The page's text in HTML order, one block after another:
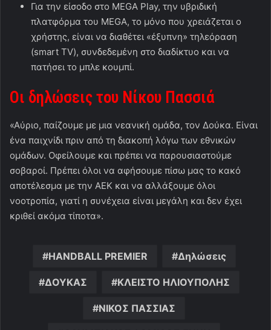
Για την είσοδο στο MEGA Play, την υβριδική
πλατφόρμα του MEGA, το μόνο που χρειάζεται ο
χρήστης, είναι να διαθέτει «έξυπνη» τηλεόραση
(smart TV), συνδεδεμένη στο διαδίκτυο και να
πατήσει το μπλε κουμπί.
Οι δηλώσεις του Νίκου Πασσιά
«Αύριο, παίζουμε με μια νεανική ομάδα, τον Δούκα. Είναι
ένα παιχνίδι πριν από τη διακοπή λόγω των εθνικών
ομάδων. Οφείλουμε και πρέπει να παρουσιαστούμε
σοβαροί. Πρέπει όλοι να αφήσουμε πίσω μας το κακό
αποτέλεσμα με την ΑΕΚ και να αλλάξουμε όλοι
νοοτροπία, γιατί η συνέχεια είναι μεγάλη και δεν έχει
κριθεί ακόμα τίποτα».
HANDBALL PREMIER Δηλώσεις
ΔΟΥΚΑΣ ΚΛΕΙΣΤΟ ΗΛΙΟΥΠΟΛΗΣ
ΝΙΚΟΣ ΠΑΣΣΙΑΣ